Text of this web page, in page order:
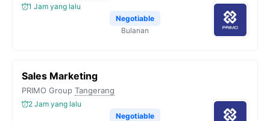
1 Jam yang lalu
Negotiable
Bulanan
Sales Marketing
PRIMO Group Tangerang
2 Jam yang lalu
Negotiable